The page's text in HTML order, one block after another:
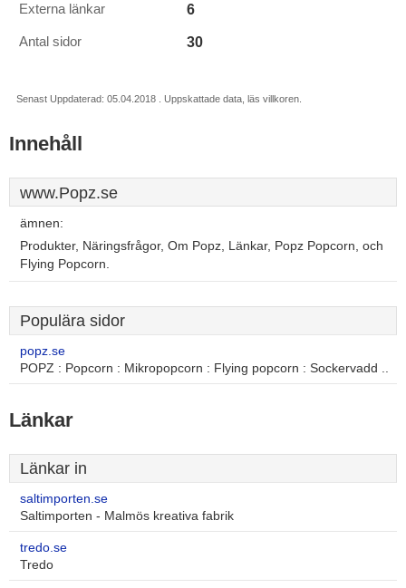
Externa länkar 6
Antal sidor 30
Senast Uppdaterad: 05.04.2018 . Uppskattade data, läs villkoren.
Innehåll
www.Popz.se
ämnen:
Produkter, Näringsfrågor, Om Popz, Länkar, Popz Popcorn, och
Flying Popcorn.
Populära sidor
popz.se
POPZ : Popcorn : Mikropopcorn : Flying popcorn : Sockervadd ..
Länkar
Länkar in
saltimporten.se
Saltimporten - Malmös kreativa fabrik
tredo.se
Tredo